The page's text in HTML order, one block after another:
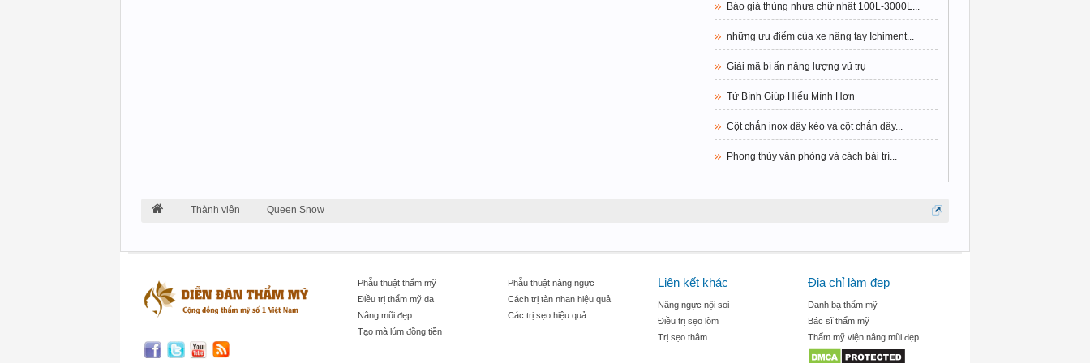
Báo giá thùng nhựa chữ nhật 100L-3000L...
những ưu điểm của xe nâng tay Ichiment...
Giải mã bí ẩn năng lượng vũ trụ
Tử Bình Giúp Hiểu Mình Hơn
Cột chắn inox dây kéo và cột chắn dây...
Phong thủy văn phòng và cách bài trí...
Thành viên Queen Snow
Phẫu thuật thẩm mỹ
Điều trị thẩm mỹ da
Nâng mũi đẹp
Tạo mà lúm đồng tiền
Phẫu thuật nâng ngực
Cách trị tàn nhan hiệu quả
Các trị sẹo hiệu quả
Liên kết khác
Nâng ngực nội soi
Điều trị sẹo lõm
Trị sẹo thâm
Địa chỉ làm đẹp
Danh bạ thẩm mỹ
Bác sĩ thẩm mỹ
Thẩm mỹ viện nâng mũi đẹp